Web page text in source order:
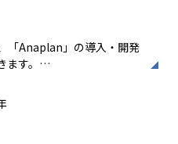
急務であるものの、
においては実現していない
。
発経験者→データマネジ
→SaaS系・ローコード系
入経験者→EPM系SE
ーク
務が可能です。転勤はな
均10時間程度と少なく、
「Anaplan」の導入・開発
す。
サル領域の業務もござい
とはございません。